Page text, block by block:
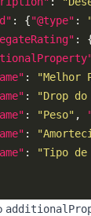
: {"@type" :
:
: "Melhor
: "Drop
: "Peso" ,
:
: "Tipo